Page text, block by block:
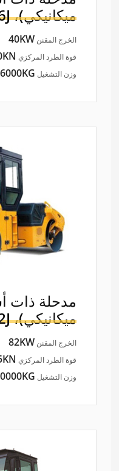
ميكانيكي)،
الخرج المقنن40KW
قوة الطرد المركزي
وزن التشغيل 6000KG
مدحلة ذات
ميكانيكي)،
الخرج المقنن82KW
قوة الطرد المركزي
وزن التشغيل